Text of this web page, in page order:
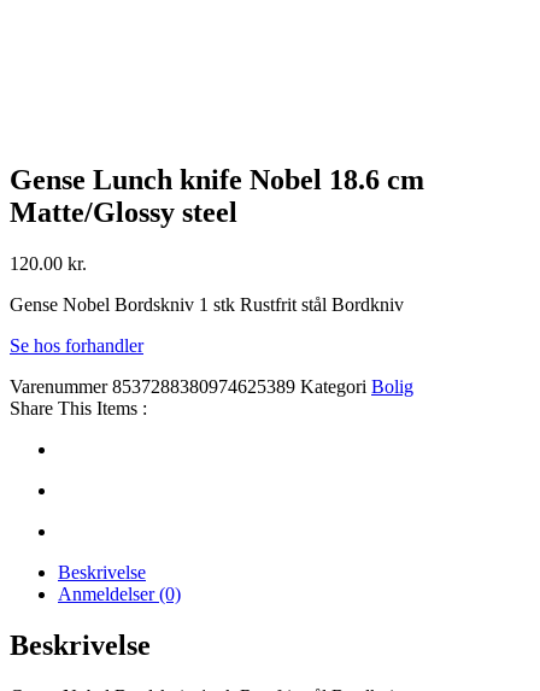
Gense Lunch knife Nobel 18.6 cm
Matte/Glossy steel
120.00 kr.
Gense Nobel Bordskniv 1 stk Rustfrit stål Bordkniv
Se hos forhandler
Varenummer8537288380974625389 Kategori Bolig
Share This Items :
Beskrivelse
Anmeldelser (0)
Beskrivelse